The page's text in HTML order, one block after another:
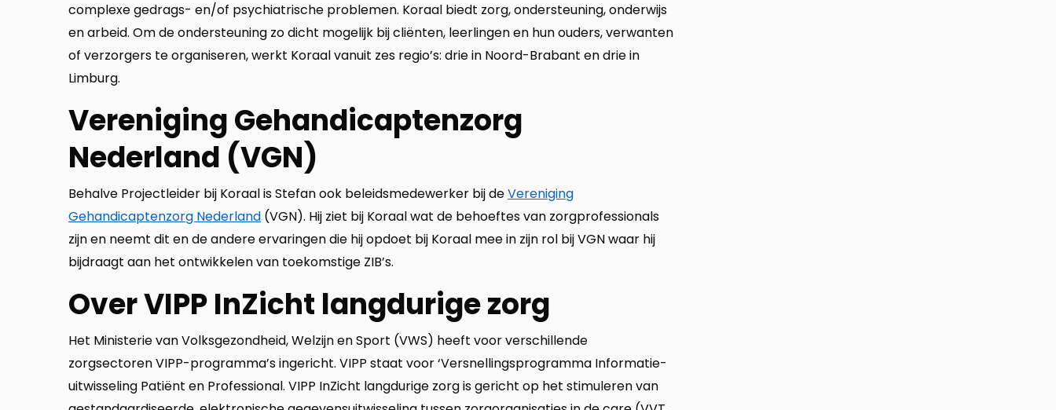
complexe gedrags- en/of psychiatrische problemen. Koraal biedt zorg, ondersteuning, onderwijs
en arbeid. Om de ondersteuning zo dicht mogelijk bij cliënten, leerlingen en hun ouders, verwanten
of verzorgers te organiseren, werkt Koraal vanuit zes regio’s: drie in Noord-Brabant en drie in
Limburg.
Vereniging Gehandicaptenzorg
Nederland (VGN)
Behalve Projectleider bij Koraal is Stefan ook beleidsmedewerker bij deVereniging
Gehandicaptenzorg Nederland (VGN). Hij ziet bij Koraal wat de behoeftes van zorgprofessionals
zijn en neemt dit en de andere ervaringen die hij opdoet bij Koraal mee in zijn rol bij VGN waar hij
bijdraagt aan het ontwikkelen van toekomstige ZIB’s.
Over VIPP InZicht langdurige zorg
Het Ministerie van Volksgezondheid, Welzijn en Sport (VWS) heeft voor verschillende
zorgsectoren VIPP-programma’s ingericht. VIPP staat voor ‘Versnellingsprogramma Informatie-
uitwisseling Patiënt en Professional. VIPP InZicht langdurige zorg is gericht op het stimuleren van